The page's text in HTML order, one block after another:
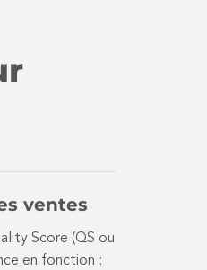
ventes
Score (QS ou
en fonction :